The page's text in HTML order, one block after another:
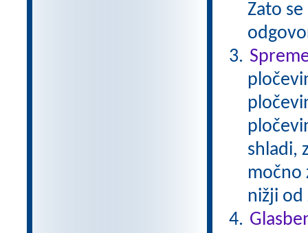
Zato
shladi,
močno
nižji od